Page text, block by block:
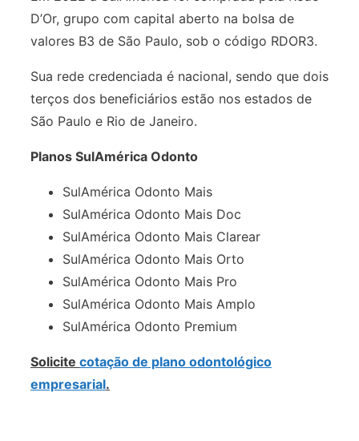
D’Or, grupo com capital aberto na bolsa de
valores B3 de São Paulo, sob o código RDOR3.
Sua rede credenciada é nacional, sendo que dois
terços dos beneficiários estão nos estados de
São Paulo e Rio de Janeiro.
Planos SulAmérica Odonto
SulAmérica Odonto Mais
SulAmérica Odonto Mais Doc
SulAmérica Odonto Mais Clarear
SulAmérica Odonto Mais Orto
SulAmérica Odonto Mais Pro
SulAmérica Odonto Mais Amplo
SulAmérica Odonto Premium
Solicite cotação de plano odontológico
empresarial.